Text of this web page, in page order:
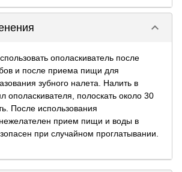
keyboard_arrow_down
ополаскиватель после
и после приема пищи для
зубного налета. Налить в
ополаскивателя, полоскать около 30
После использования
прием пищи и воды в
при случайном проглатывании.